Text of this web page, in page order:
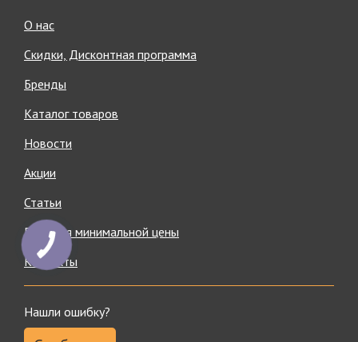
О нас
Скидки, Дисконтная программа
Бренды
Каталог товаров
Новости
Акции
Статьи
Гарантия минимальной цены
Контакты
Нашли ошибку?